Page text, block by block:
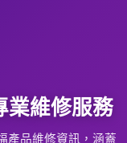
維修服務
產品維修資訊，涵蓋